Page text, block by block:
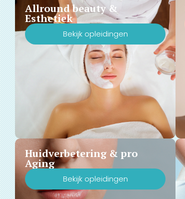
Allround beauty &
Esthetiek
Bekijk opleidingen
Huidverbetering & pro
Aging
Bekijk opleidingen